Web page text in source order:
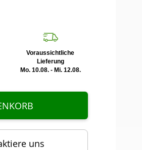
Voraussichtliche
Lieferung
Mo. 10.08. - Mi. 12.08.
uns